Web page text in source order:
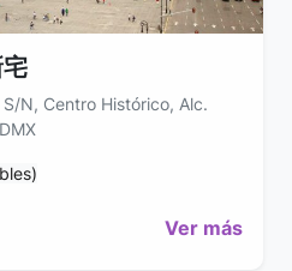
N, Centro Histórico, Alc.
Ver más